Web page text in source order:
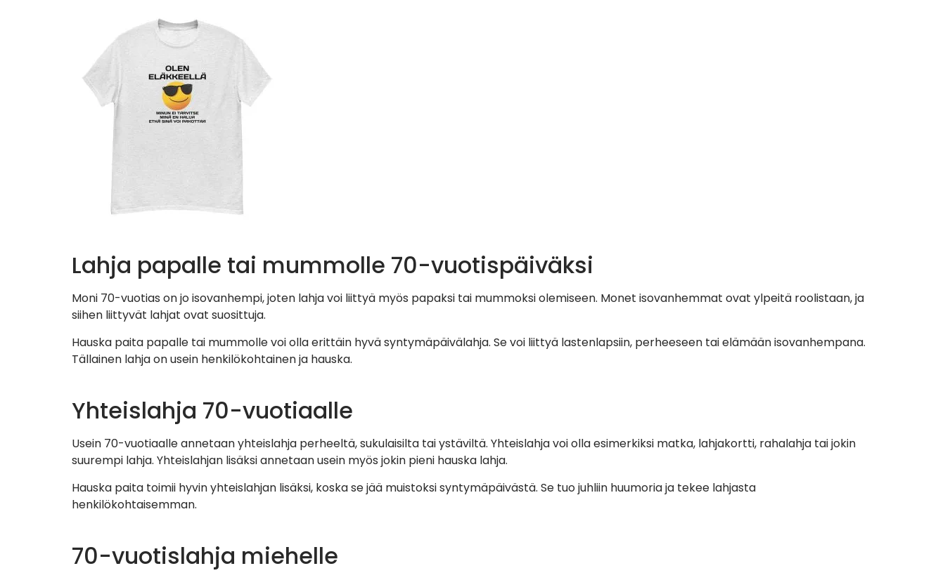
Lahja papalle tai mummolle 70-vuotispäiväksi
Moni 70-vuotias on jo isovanhempi, joten lahja voi liittyä myös papaksi tai mummoksi olemiseen. Monet isovanhemmat ovat ylpeitä roolistaan, ja
siihen liittyvät lahjat ovat suosittuja.
Hauska paita papalle tai mummolle voi olla erittäin hyvä syntymäpäivälahja. Se voi liittyä lastenlapsiin, perheeseen tai elämään isovanhempana.
Tällainen lahja on usein henkilökohtainen ja hauska.
Yhteislahja 70-vuotiaalle
Usein 70-vuotiaalle annetaan yhteislahja perheeltä, sukulaisilta tai ystäviltä. Yhteislahja voi olla esimerkiksi matka, lahjakortti, rahalahja tai jokin
suurempi lahja. Yhteislahjan lisäksi annetaan usein myös jokin pieni hauska lahja.
Hauska paita toimii hyvin yhteislahjan lisäksi, koska se jää muistoksi syntymäpäivästä. Se tuo juhliin huumoria ja tekee lahjasta
henkilökohtaisemman.
70-vuotislahja miehelle